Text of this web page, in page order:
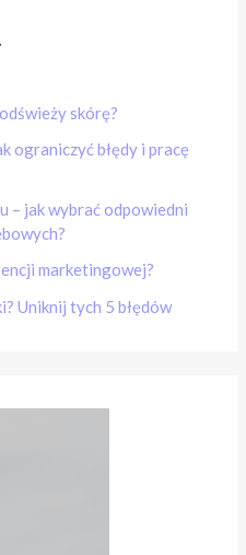
skórę?
ograniczyć błędy i pracę
– jak wybrać odpowiedni
marketingowej?
Uniknij tych 5 błędów